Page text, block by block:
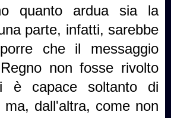
quanto ardua sia la
parte, infatti, sarebbe
che il messaggio
non fosse rivolto
è capace soltanto di
ma, dall'altra, come non